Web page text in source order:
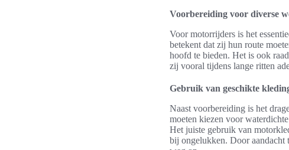
Voorbereiding voor diverse
Voor motorrijders is het
betekent dat zij hun route
hoofd te bieden. Het is ook
zij vooral tijdens lange ritten
Gebruik van geschikte
Naast voorbereiding is het
moeten kiezen voor
Het juiste gebruik van
bij ongelukken. Door aandacht